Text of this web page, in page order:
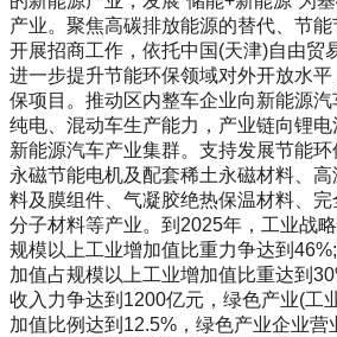
产业。聚焦高碳排放能源的替代、节
开展招商工作，依托中国(天津)自由贸
进一步提升节能环保领域对外开放水
保项目。推动区内整车企业向新能源
纯电、混动车生产能力，产业链向锂
新能源汽车产业集群。支持发展节能
永磁节能电机及配套稀土永磁材料、
料及膜组件、气凝胶绝热保温材料、
分子材料等产业。到2025年，工业战
规模以上工业增加值比重力争达到
加值占规模以上工业增加值比重达到
收入力争达到1200亿元，绿色产业(工
加值比例达到12.5%，绿色产业企业营